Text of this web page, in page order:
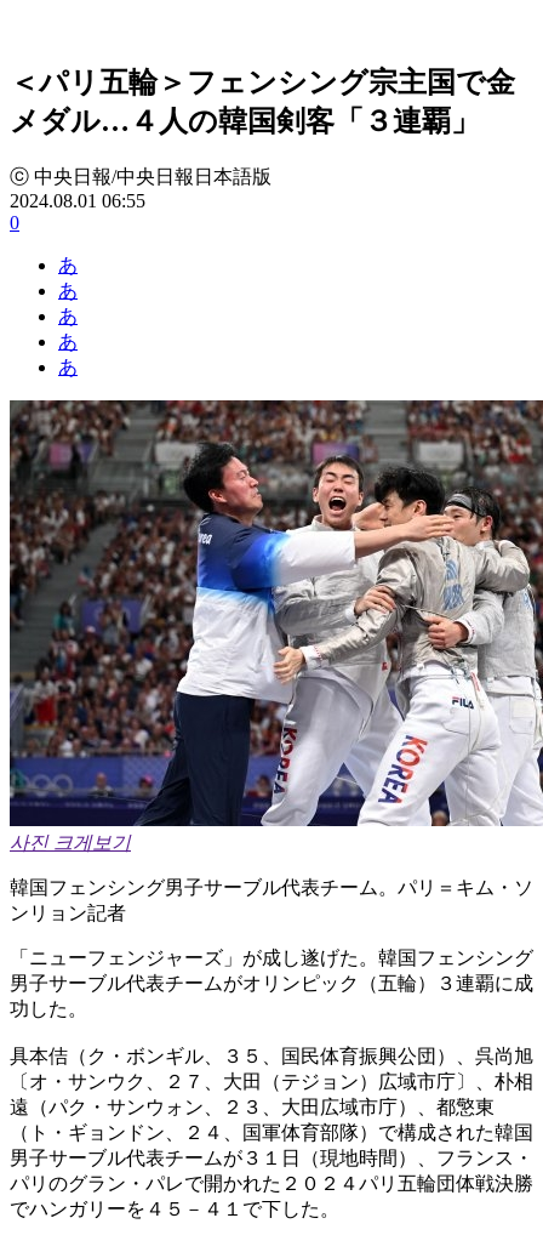
＜パリ五輪＞フェンシング宗主国で金
メダル…４人の韓国剣客「３連覇」
ⓒ 中央日報/中央日報日本語版
2024.08.01 06:55
0
あ
あ
あ
あ
あ
사진 크게보기
韓国フェンシング男子サーブル代表チーム。パリ＝キム・ソ
ンリョン記者
「ニューフェンジャーズ」が成し遂げた。韓国フェンシング
男子サーブル代表チームがオリンピック（五輪）３連覇に成
功した。
具本佶（ク・ボンギル、３５、国民体育振興公団）、呉尚旭
〔オ・サンウク、２７、大田（テジョン）広域市庁〕、朴相
遠（パク・サンウォン、２３、大田広域市庁）、都憼東
（ト・ギョンドン、２４、国軍体育部隊）で構成された韓国
男子サーブル代表チームが３１日（現地時間）、フランス・
パリのグラン・パレで開かれた２０２４パリ五輪団体戦決勝
でハンガリーを４５－４１で下した。